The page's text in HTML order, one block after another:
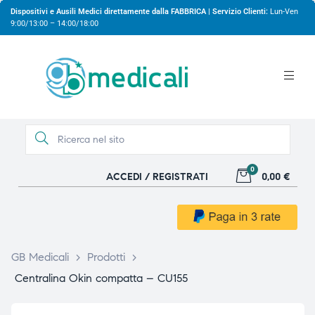
Dispositivi e Ausili Medici direttamente dalla FABBRICA | Servizio Clienti: Lun-Ven
9:00/13:00 – 14:00/18:00
ACCEDI / REGISTRATI
0
0,00 €
GB Medicali > Prodotti
>
Centralina Okin compatta – CU155